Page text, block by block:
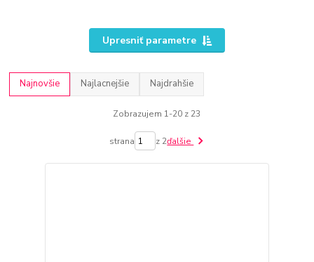
Upresniť parametre
Najnovšie Najlacnejšie Najdrahšie
Zobrazujem 1-20 z 23
strana z 2ďalšie